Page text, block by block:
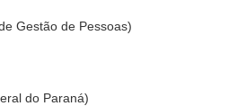
Gestão de Pessoas)
do Paraná)